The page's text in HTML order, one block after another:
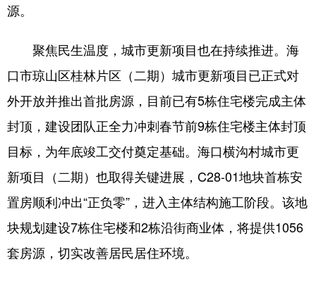
源。
聚焦民生温度，城市更新项目也在持续推进。海
口市琼山区桂林片区（二期）城市更新项目已正式对
外开放并推出首批房源，目前已有5栋住宅楼完成主体
封顶，建设团队正全力冲刺春节前9栋住宅楼主体封顶
目标，为年底竣工交付奠定基础。海口横沟村城市更
新项目（二期）也取得关键进展，C28-01地块首栋安
置房顺利冲出“正负零”，进入主体结构施工阶段。该地
块规划建设7栋住宅楼和2栋沿街商业体，将提供1056
套房源，切实改善居民居住环境。